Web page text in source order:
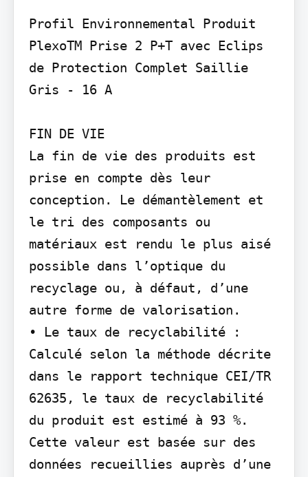
Profil Environnemental Produit
PlexoTM Prise 2 P+T avec Eclips
de Protection Complet Saillie
Gris - 16 A
FIN DE VIE
La fin de vie des produits est
prise en compte dès leur
conception. Le démantèlement et
le tri des composants ou
matériaux est rendu le plus aisé
possible dans l’optique du
recyclage ou, à défaut, d’une
autre forme de valorisation.
• Le taux de recyclabilité :
Calculé selon la méthode décrite
dans le rapport technique CEI/TR
62635, le taux de recyclabilité
du produit est estimé à 93 %.
Cette valeur est basée sur des
données recueillies auprès d’une